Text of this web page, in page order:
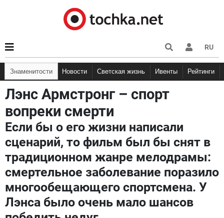
RU
Знаменитости Новости Светская жизнь Ивенты Рейтинги
Лэнс Армстронг – спорт
вопреки смерти
Если бы о его жизни написали
сценарий, то фильм был бы снят в
традиционном жанре мелодрамы:
смертельное заболевание поразило
многообещающего спортсмена. У
Лэнса было очень мало шансов